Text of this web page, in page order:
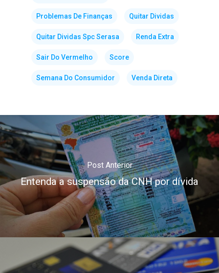
Problemas De Finanças Quitar Dividas
Quitar Dividas Spc Serasa Renda Extra
Sair Do Vermelho Score
Semana Do Consumidor Venda Direta
Post Anterior
Entenda a suspensão da CNH por dívida